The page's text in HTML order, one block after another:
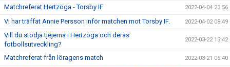
Matchreferat Hertzöga - Torsby IF 2022-04-04 23:56
Vi har träffat Annie Persson inför matchen mot Torsby IF. 2022-04-02 08:49
Vill du stödja tjejerna i Hertzöga och deras
fotbollsutveckling?
2022-03-22 13:42
Matchreferat från löragens match 2022-03-21 06:40